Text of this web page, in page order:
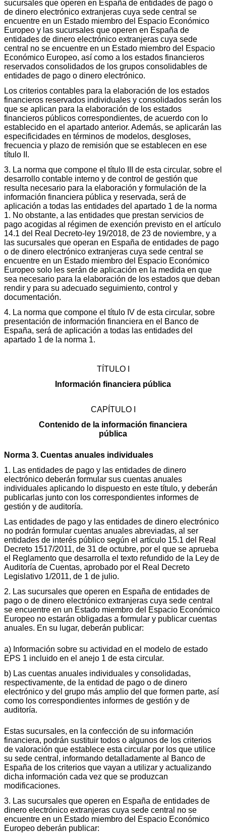
sucursales que operen en España de entidades de pago o
de dinero electrónico extranjeras cuya sede central se
encuentre en un Estado miembro del Espacio Económico
Europeo y las sucursales que operen en España de
entidades de dinero electrónico extranjeras cuya sede
central no se encuentre en un Estado miembro del Espacio
Económico Europeo, así como a los estados financieros
reservados consolidados de los grupos consolidables de
entidades de pago o dinero electrónico.
Los criterios contables para la elaboración de los estados
financieros reservados individuales y consolidados serán los
que se aplican para la elaboración de los estados
financieros públicos correspondientes, de acuerdo con lo
establecido en el apartado anterior. Además, se aplicarán las
especificidades en términos de modelos, desgloses,
frecuencia y plazo de remisión que se establecen en ese
título II.
3. La norma que compone el título III de esta circular, sobre el
desarrollo contable interno y de control de gestión que
resulta necesario para la elaboración y formulación de la
información financiera pública y reservada, será de
aplicación a todas las entidades del apartado 1 de la norma
1. No obstante, a las entidades que prestan servicios de
pago acogidas al régimen de exención previsto en el artículo
14.1 del Real Decreto-ley 19/2018, de 23 de noviembre, y a
las sucursales que operan en España de entidades de pago
o de dinero electrónico extranjeras cuya sede central se
encuentre en un Estado miembro del Espacio Económico
Europeo solo les serán de aplicación en la medida en que
sea necesario para la elaboración de los estados que deban
rendir y para su adecuado seguimiento, control y
documentación.
4. La norma que compone el título IV de esta circular, sobre
presentación de información financiera en el Banco de
España, será de aplicación a todas las entidades del
apartado 1 de la norma 1.
TÍTULO I
Información financiera pública
CAPÍTULO I
Contenido de la información financiera
pública
Norma 3. Cuentas anuales individuales
1. Las entidades de pago y las entidades de dinero
electrónico deberán formular sus cuentas anuales
individuales aplicando lo dispuesto en este título, y deberán
publicarlas junto con los correspondientes informes de
gestión y de auditoría.
Las entidades de pago y las entidades de dinero electrónico
no podrán formular cuentas anuales abreviadas, al ser
entidades de interés público según el artículo 15.1 del Real
Decreto 1517/2011, de 31 de octubre, por el que se aprueba
el Reglamento que desarrolla el texto refundido de la Ley de
Auditoría de Cuentas, aprobado por el Real Decreto
Legislativo 1/2011, de 1 de julio.
2. Las sucursales que operen en España de entidades de
pago o de dinero electrónico extranjeras cuya sede central
se encuentre en un Estado miembro del Espacio Económico
Europeo no estarán obligadas a formular y publicar cuentas
anuales. En su lugar, deberán publicar:
a) Información sobre su actividad en el modelo de estado
EPS 1 incluido en el anejo 1 de esta circular.
b) Las cuentas anuales individuales y consolidadas,
respectivamente, de la entidad de pago o de dinero
electrónico y del grupo más amplio del que formen parte, así
como los correspondientes informes de gestión y de
auditoría.
Estas sucursales, en la confección de su información
financiera, podrán sustituir todos o algunos de los criterios
de valoración que establece esta circular por los que utilice
su sede central, informando detalladamente al Banco de
España de los criterios que vayan a utilizar y actualizando
dicha información cada vez que se produzcan
modificaciones.
3. Las sucursales que operen en España de entidades de
dinero electrónico extranjeras cuya sede central no se
encuentre en un Estado miembro del Espacio Económico
Europeo deberán publicar: